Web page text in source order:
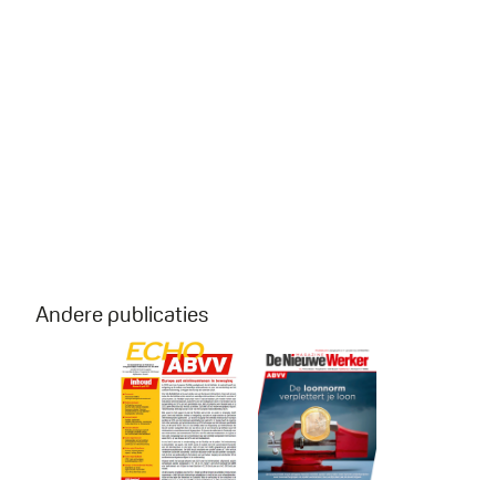
Andere publicaties
Echo nr. 4 - 2024De Nieuwe Werker 7